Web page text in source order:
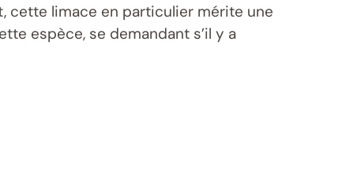
cette limace en particulier mérite une
espèce, se demandant s’il y a